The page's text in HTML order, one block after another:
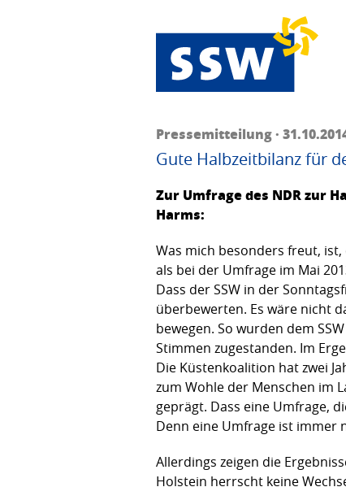
Pressemitteilung ·
Gute Halbzeitbilanz für
Zur Umfrage des NDR zur
Harms:
Was mich besonders freut,
als bei der Umfrage im Mai
Dass der SSW in der
überbewerten. Es wäre nicht
bewegen. So wurden dem
Stimmen zugestanden. Im
Die Küstenkoalition hat zwei
zum Wohle der Menschen im
geprägt. Dass eine Umfrage,
Denn eine Umfrage ist immer
Allerdings zeigen die
Holstein herrscht keine